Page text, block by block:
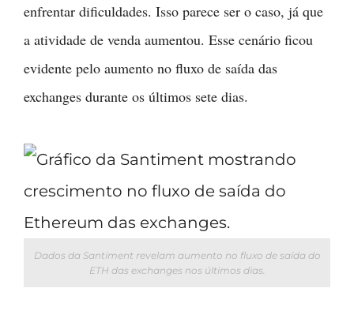
enfrentar dificuldades. Isso parece ser o caso, já que
a atividade de venda aumentou. Esse cenário ficou
evidente pelo aumento no fluxo de saída das
exchanges durante os últimos sete dias.
Dados da Santiment revelam aumento no fluxo de saída do
ETH das exchanges nos últimos dias.